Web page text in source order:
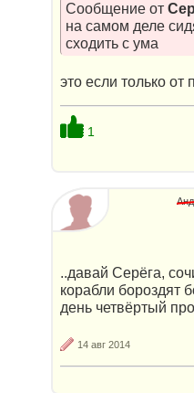
Сообщение от
на самом деле
сходить с ума
это если только от
1
..давай Серёга,
корабли бороздят
день четвёртый
14 авг 2014